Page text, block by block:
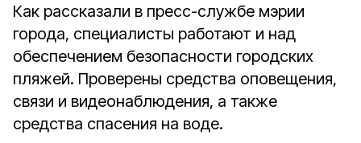
Как рассказали в пресс-службе мэрии
города, специалисты работают и над
обеспечением безопасности городских
пляжей. Проверены средства оповещения,
связи и видеонаблюдения, а также
средства спасения на воде.